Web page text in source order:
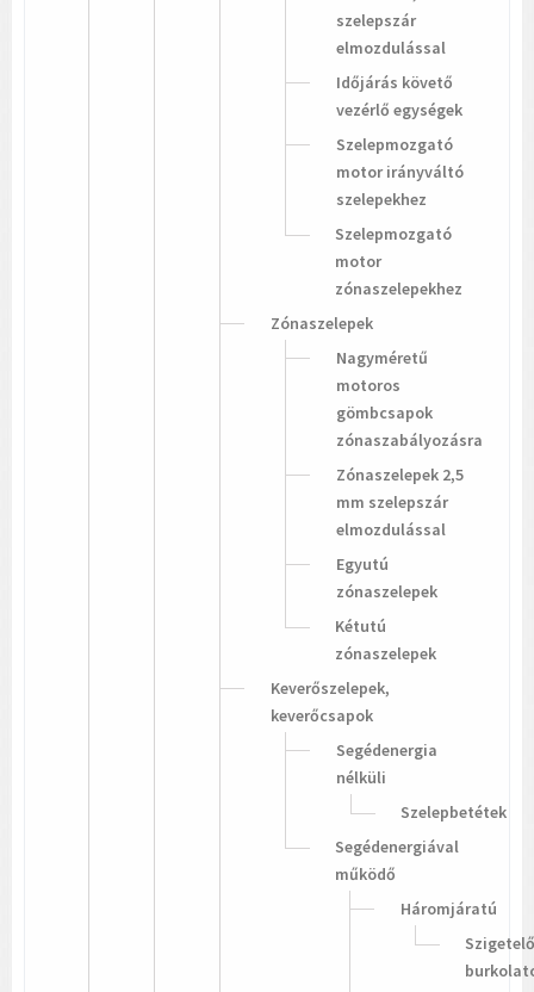
szelepszár
elmozdulással
Időjárás követő
vezérlő egységek
Szelepmozgató
motor irányváltó
szelepekhez
Szelepmozgató
motor
zónaszelepekhez
Zónaszelepek
Nagyméretű
motoros
gömbcsapok
zónaszabályozásra
Zónaszelepek 2,5
mm szelepszár
elmozdulással
Egyutú
zónaszelepek
Kétutú
zónaszelepek
Keverőszelepek,
keverőcsapok
Segédenergia
nélküli
Szelepbetétek
Segédenergiával
működő
Háromjáratú
Szigetelő